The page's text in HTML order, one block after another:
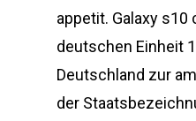
appetit. Galaxy
deutschen Einheit
Deutschland zur
der